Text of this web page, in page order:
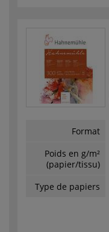
Format
Poids en g/m²
(papier/tissu)
Type de papiers